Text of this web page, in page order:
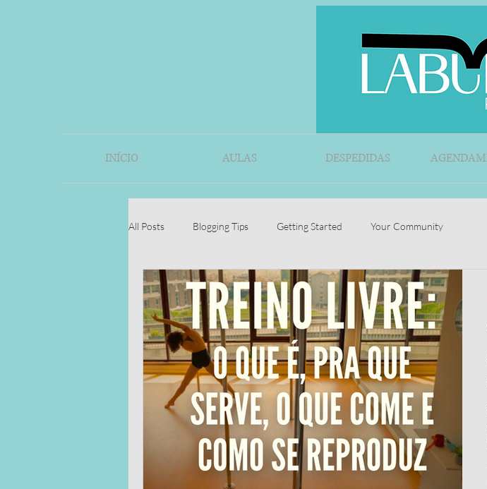
INÍCIO AULAS DESPEDIDAS
All Posts Blogging Tips Getting Started Your Community